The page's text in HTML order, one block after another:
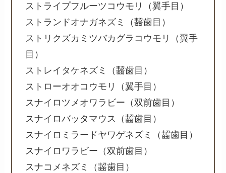
ストライプフルーツコウモリ（翼手目）
ストランドオナガネズミ（齧歯目）
ストリクズカミツバカグラコウモリ（翼手
目）
ストレイタケネズミ（齧歯目）
ストローオオコウモリ（翼手目）
スナイロツメオワラビー（双前歯目）
スナイロバッタマウス（齧歯目）
スナイロミラードヤワゲネズミ（齧歯目）
スナイロワラビー（双前歯目）
スナコメネズミ（齧歯目）